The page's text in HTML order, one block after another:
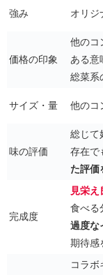
強み オリジ
価格の印象
他のコ
ある意
総菜系
サイズ・量 他のコ
味の評価
総じて
存在で
た評価
完成度
見栄え
食べる
過度な
期待感
コラボ